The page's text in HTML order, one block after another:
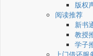
版权
阅读推荐
新书
教授
学子